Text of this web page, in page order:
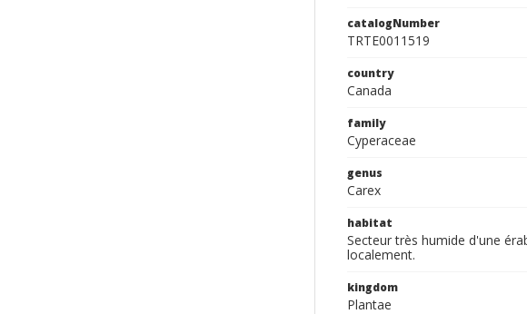
catalogNumber
TRTE0011519
country
Canada
family
Cyperaceae
genus
Carex
habitat
Secteur très humide d'une
localement.
kingdom
Plantae